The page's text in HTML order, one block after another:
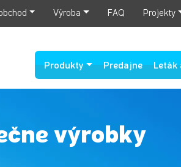
Výroba FAQ Projekty
Produkty Predajne Leták
výrobky